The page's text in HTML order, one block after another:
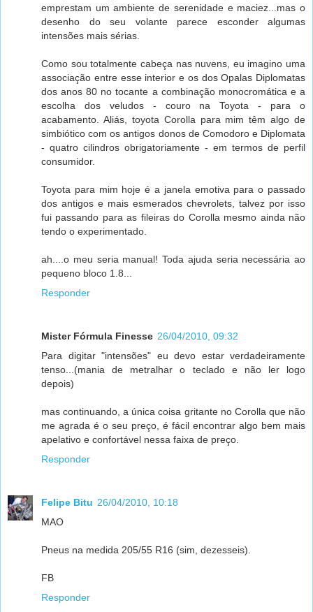
emprestam um ambiente de serenidade e maciez...mas o
desenho do seu volante parece esconder algumas
intensões mais sérias.
Como sou totalmente cabeça nas nuvens, eu imagino uma
associação entre esse interior e os dos Opalas Diplomatas
dos anos 80 no tocante a combinação monocromática e a
escolha dos veludos - couro na Toyota - para o
acabamento. Aliás, toyota Corolla para mim têm algo de
simbiótico com os antigos donos de Comodoro e Diplomata
- quatro cilindros obrigatoriamente - em termos de perfil
consumidor.
Toyota para mim hoje é a janela emotiva para o passado
dos antigos e mais esmerados chevrolets, talvez por isso
fui passando para as fileiras do Corolla mesmo ainda não
tendo o experimentado.
ah....o meu seria manual! Toda ajuda seria necessária ao
pequeno bloco 1.8...
Responder
Mister Fórmula Finesse 26/04/2010, 09:32
Para digitar "intensões" eu devo estar verdadeiramente
tenso...(mania de metralhar o teclado e não ler logo
depois)
mas continuando, a única coisa gritante no Corolla que não
me agrada é o seu preço, é fácil encontrar algo bem mais
apelativo e confortável nessa faixa de preço.
Responder
Felipe Bitu 26/04/2010, 10:18
MAO
Pneus na medida 205/55 R16 (sim, dezesseis).
FB
Responder